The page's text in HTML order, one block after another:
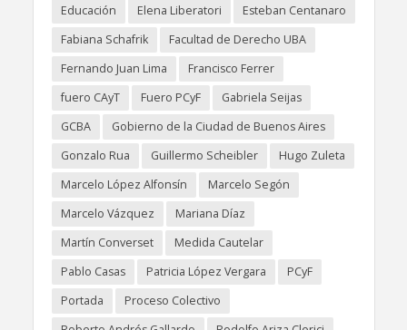
Educación
Elena Liberatori
Esteban Centanaro
Fabiana Schafrik
Facultad de Derecho UBA
Fernando Juan Lima
Francisco Ferrer
fuero CAyT
Fuero PCyF
Gabriela Seijas
GCBA
Gobierno de la Ciudad de Buenos Aires
Gonzalo Rua
Guillermo Scheibler
Hugo Zuleta
Marcelo López Alfonsín
Marcelo Segón
Marcelo Vázquez
Mariana Díaz
Martín Converset
Medida Cautelar
Pablo Casas
Patricia López Vergara
PCyF
Portada
Proceso Colectivo